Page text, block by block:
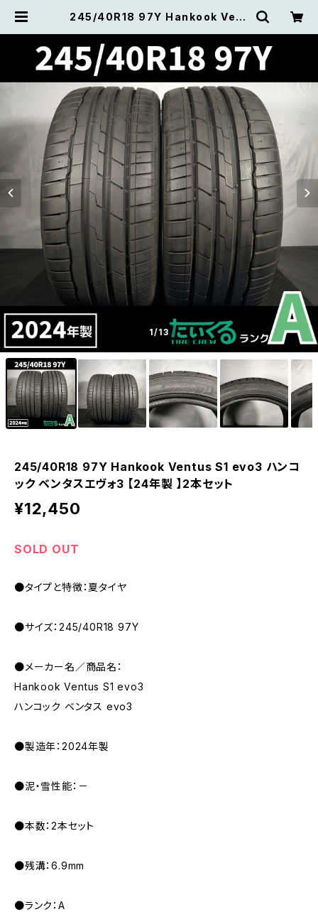
245/40R18 97Y Hankook Vent
イヤ たいくる
1/13
245/40R18 97Y Hankook Ventus S1 evo3 ハンコ
ック ベンタスエヴォ3 【24年製 】2本セット
¥12,450
SOLD OUT
●タイプと特徴：夏タイヤ
●サイズ：245/40R18 97Y
●メーカー名／商品名：
Hankook Ventus S1 evo3
ハンコック ベンタス evo3
●製造年：2024年製
●泥・雪性能：－
●本数：2本セット
●残溝：6.9mm
●ランク：A